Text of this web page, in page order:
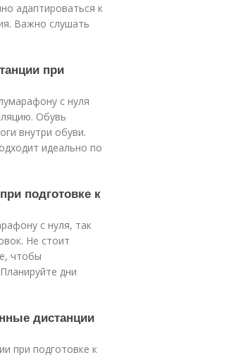
адаптироваться к
Важно слушать
при
с нуля
Обувь
внутри обуви.
идеально по
подготовке к
с нуля, так
Не стоит
чтобы
дни
дистанции
при подготовке к